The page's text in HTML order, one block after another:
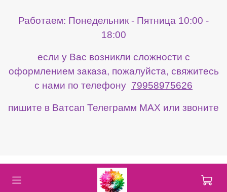
Работаем: Понедельник - Пятница 10:00 -
18:00
если у Вас возникли сложности с
оформлением заказа, пожалуйста, свяжитесь
с нами по телефону 79958975626
пишите в Ватсап Телеграмм МАХ или звоните